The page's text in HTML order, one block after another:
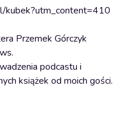
kubek?utm_content=410
Przemek Górczyk
podcastu i
książek od moich gości.